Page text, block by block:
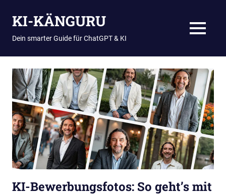
InhaltKI-KÄNGURU
Dein smarter Guide für ChatGPT & KI MENÜ
KI-Bewerbungsfotos: So geht’s mit